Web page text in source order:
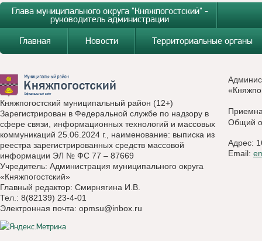
Глава муниципального округа "Княжпогостский" -
руководитель администрации
Главная
Новости Территориальные органы
Княжпогостский муниципальный район (12+)
Зарегистрирован в Федеральной службе по надзору в
сфере связи, информационных технологий и массовых
коммуникаций 25.06.2024 г., наименование: выписка из
реестра зарегистрированных средств массовой
информации ЭЛ № ФС 77 – 87669
Учредитель: Администрация муниципального округа
«Княжпогостский»
Главный редактор: Смирнягина И.В.
Тел.: 8(82139) 23-4-01
Электронная почта: opmsu@inbox.ru
Общий
Адрес:
Email: